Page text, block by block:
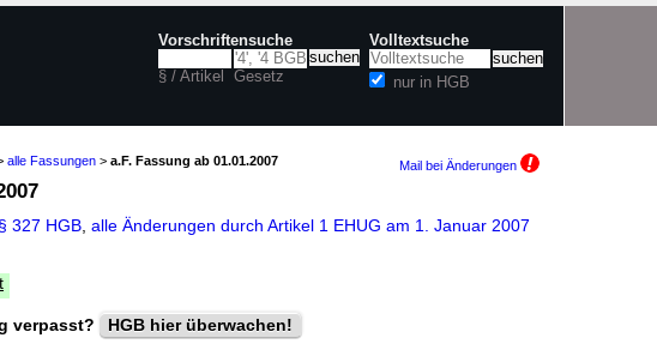
Vorschriftensuche
§ / Artikel Gesetz
Volltextsuche
nur in HGB
alle Fassungen > a.F. Fassung ab 01.01.2007 Mail bei Änderungen
327 HGB alle Änderungen durch Artikel 1 EHUG am 1. Januar 2007
verpasst? HGB hier überwachen!